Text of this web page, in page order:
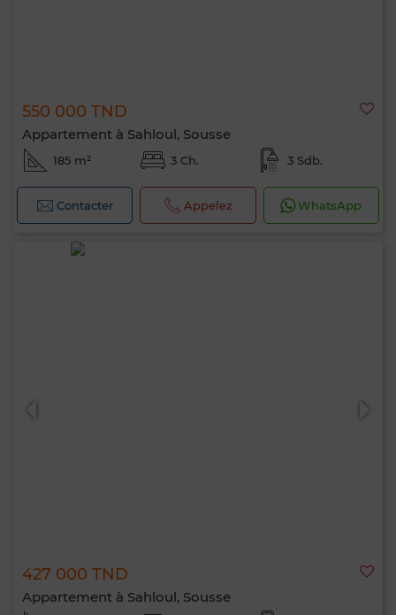
550 000 TND
Appartement à Sahloul, Sousse
185 m² 3 Ch. 3 Sdb.
Contacter Appelez WhatsApp
427 000 TND
Appartement à Sahloul, Sousse